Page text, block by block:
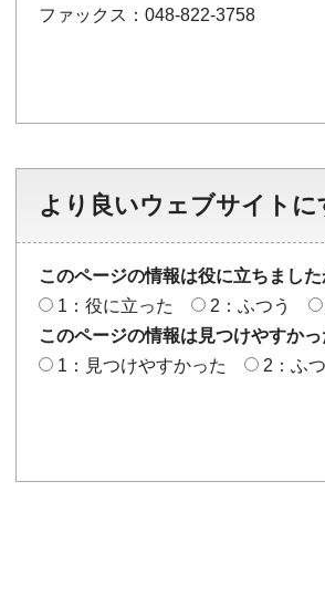
ファックス：048-822-3758
より良いウェブサイト
このページの情報は役に立ちました
1：役に立った
2：ふつう
このページの情報は見つけやすかっ
1：見つけやすかった
2：ふ